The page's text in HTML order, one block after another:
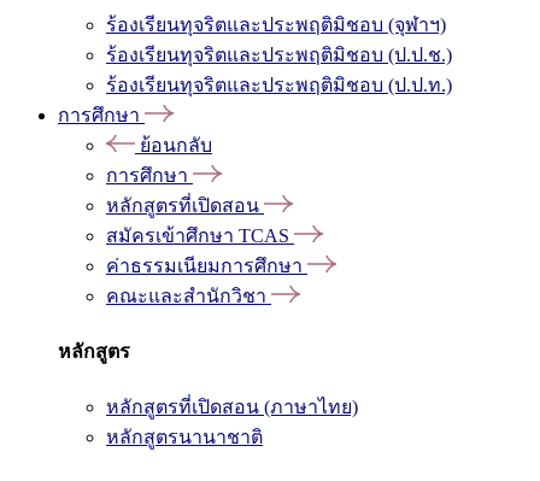
ร้องเรียนทุจริตและประพฤติมิชอบ (จุฬาฯ)
ร้องเรียนทุจริตและประพฤติมิชอบ (ป.ป.ช.)
ร้องเรียนทุจริตและประพฤติมิชอบ (ป.ป.ท.)
การศึกษา
ย้อนกลับ
การศึกษา
หลักสูตรที่เปิดสอน
สมัครเข้าศึกษา TCAS
ค่าธรรมเนียมการศึกษา
คณะและสำนักวิชา
หลักสูตร
หลักสูตรที่เปิดสอน (ภาษาไทย)
หลักสูตรนานาชาติ